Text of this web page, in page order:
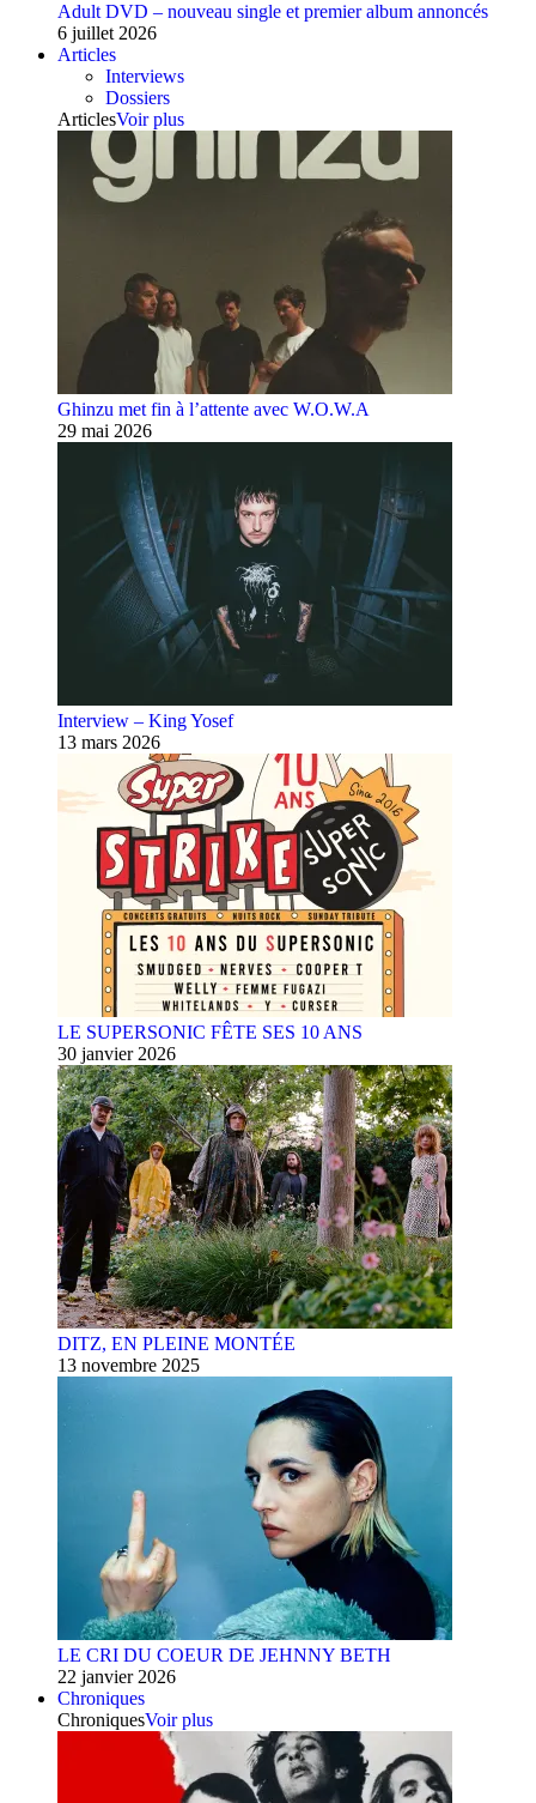
Adult DVD – nouveau single et premier album annoncés
6 juillet 2026
Articles
Interviews
Dossiers
ArticlesVoir plus
Ghinzu met fin à l’attente avec W.O.W.A
29 mai 2026
Interview – King Yosef
13 mars 2026
LE SUPERSONIC FÊTE SES 10 ANS
30 janvier 2026
DITZ, EN PLEINE MONTÉE
13 novembre 2025
LE CRI DU COEUR DE JEHNNY BETH
22 janvier 2026
Chroniques
ChroniquesVoir plus